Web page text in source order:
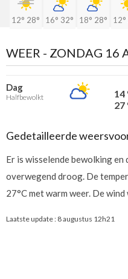
12° 28° 16° 32° 18° 28° 12°
WEER - ZONDAG 16
Dag
Halfbewolkt
14
27
Gedetailleerde
Er is wisselende bewolking
overwegend droog. De
27°C met warm weer. De
Laatste update : 8 augustus 12h21